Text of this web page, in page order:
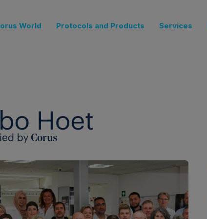
World Protocols and Products Services